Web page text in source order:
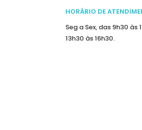
HORÁRIO DE
Seg a Sex, das 9h30 às
13h30 às 16h30.